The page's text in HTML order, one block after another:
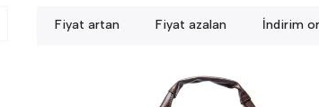
Fiyat artan Fiyat azalan İndirim